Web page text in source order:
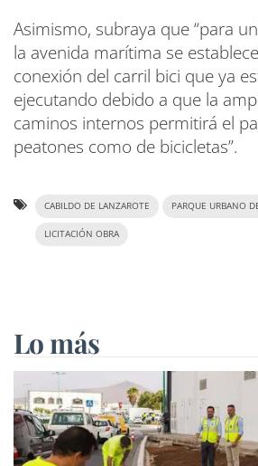
Asimismo, subraya que “para
la avenida marítima se
conexión del carril bici que ya
ejecutando debido a que la
caminos internos permitirá el
peatones como de bicicletas”.
CABILDO DE LANZAROTE PARQUE URBANO
LICITACIÓN OBRA
Lo más